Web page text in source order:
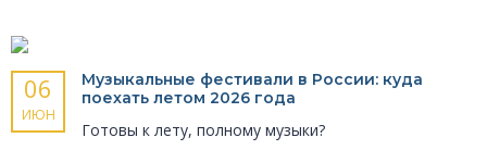
06
ИЮН
Музыкальные фести­вали в России: куда
поехать летом 2026 года
Готовы к лету, полному музыки?